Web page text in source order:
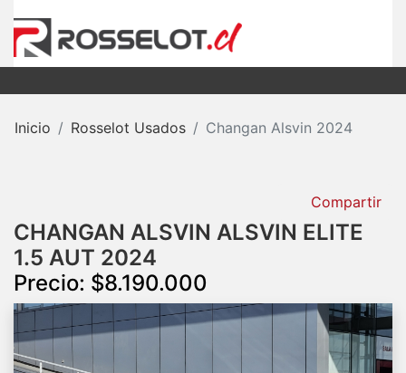
Inicio Rosselot Usados Changan Alsvin 2024
Compartir
CHANGAN ALSVIN ALSVIN ELITE
1.5 AUT 2024
Precio: $8.190.000